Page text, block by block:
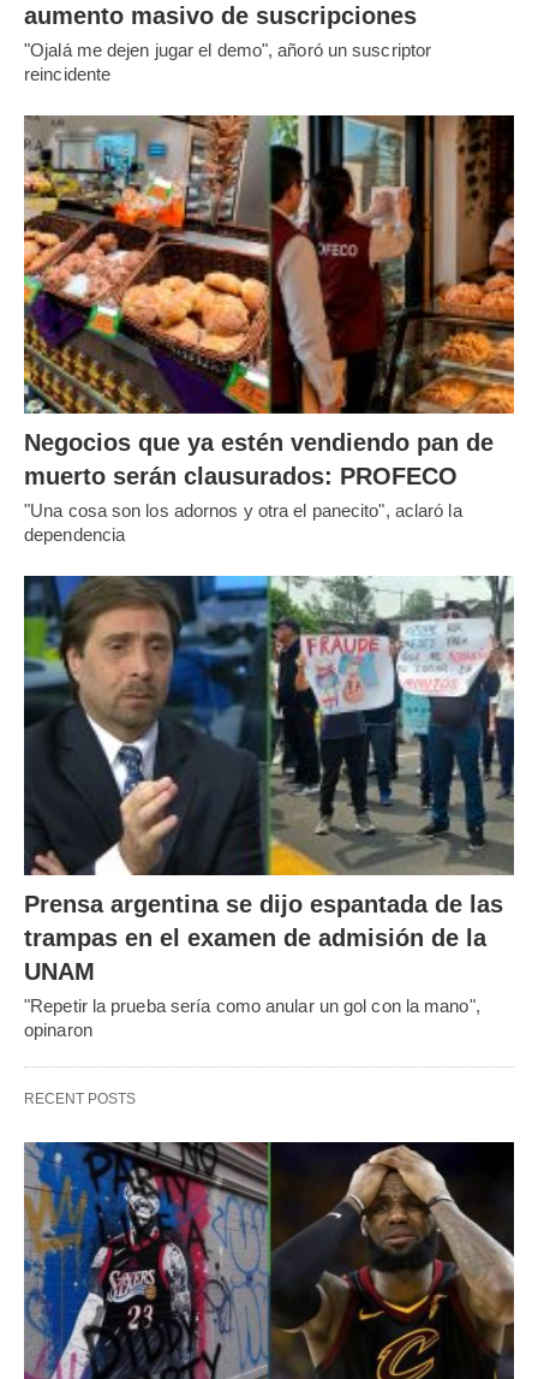
aumento masivo de suscripciones
"Ojalá me dejen jugar el demo", añoró un suscriptor
reincidente
Negocios que ya estén vendiendo pan de
muerto serán clausurados: PROFECO
"Una cosa son los adornos y otra el panecito", aclaró la
dependencia
Prensa argentina se dijo espantada de las
trampas en el examen de admisión de la
UNAM
"Repetir la prueba sería como anular un gol con la mano",
opinaron
RECENT POSTS